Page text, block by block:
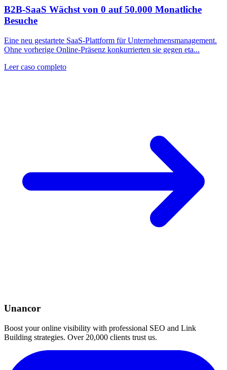
B2B-SaaS Wächst von 0 auf 50.000 Monatliche
Besuche
Eine neu gestartete SaaS-Plattform für Unternehmensmanagement.
Ohne vorherige Online-Präsenz konkurrierten sie gegen eta...
Leer caso completo
Unancor
Boost your online visibility with professional SEO and Link
Building strategies. Over 20,000 clients trust us.